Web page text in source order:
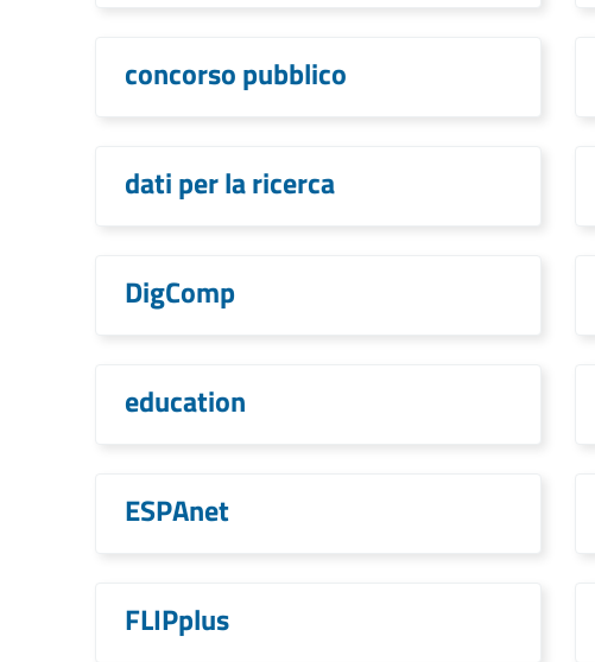
concorso pubblico
dati per la ricerca
DigComp
education
ESPAnet
FLIPplus